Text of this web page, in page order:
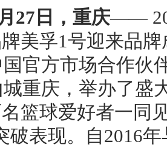
月 27 日，重庆——
美孚1号迎来品
官方市场合作伙
重庆，举办了盛
篮球爱好者一同
破表现。自2016